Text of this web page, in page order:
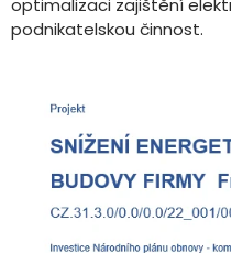
optimalizaci zajištění
podnikatelskou činnost.